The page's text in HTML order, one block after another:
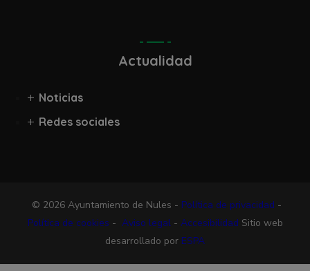
Actualidad
Noticias
Redes sociales
© 2026 Ayuntamiento de Nules - Política de privacidad -
Política de cookies - Aviso legal- Accesibilidad Sitio web
desarrollado por ESPA